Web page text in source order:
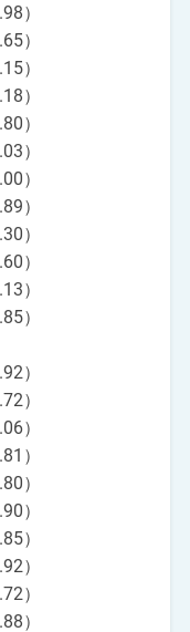
）
）
）
）
）
）
）
）
）
）
）
）
）
）
）
）
）
）
）
）
）
）